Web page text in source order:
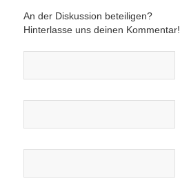
An der Diskussion beteiligen?
Hinterlasse uns deinen Kommentar!